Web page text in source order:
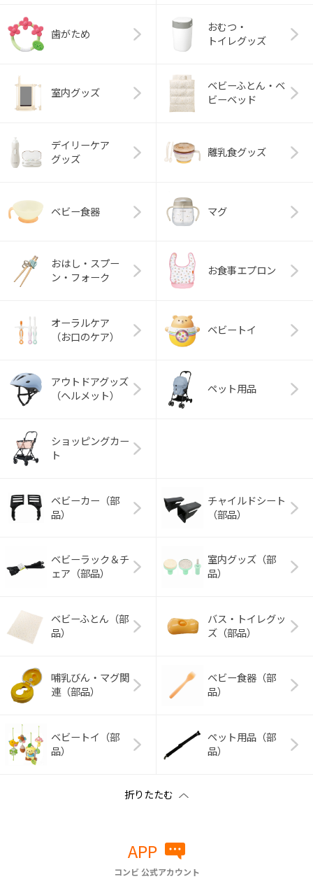
歯がため
おむつ・
トイレグッズ
室内グッズ
ベビーふとん・ベ
ビーベッド
デイリーケア
グッズ
離乳食グッズ
ベビー食器 マグ
おはし・スプー
ン・フォーク
お食事エプロン
オーラルケア
（お口のケア）
ベビートイ
アウトドアグッズ
（ヘルメット）
ペット用品
ショッピングカー
ト
ベビーカー（部
品）
チャイルドシート
（部品）
ベビーラック＆チ
ェア（部品）
室内グッズ（部
品）
ベビーふとん（部
品）
バス・トイレグッ
ズ（部品）
哺乳びん・マグ関
連（部品）
ベビー食器（部
品）
ベビートイ（部
品）
ペット用品（部
品）
APP
コンビ 公式アカウント